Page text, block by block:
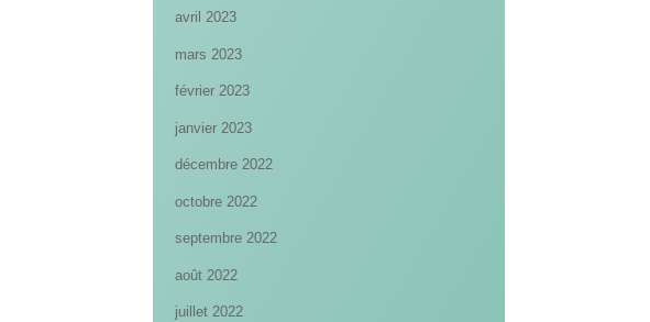
avril 2023
mars 2023
février 2023
janvier 2023
décembre 2022
octobre 2022
septembre 2022
août 2022
juillet 2022